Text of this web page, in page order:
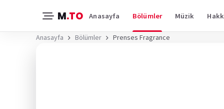
M.TO Anasayfa Bölümler Müzik
Anasayfa Bölümler Prenses Fragrance